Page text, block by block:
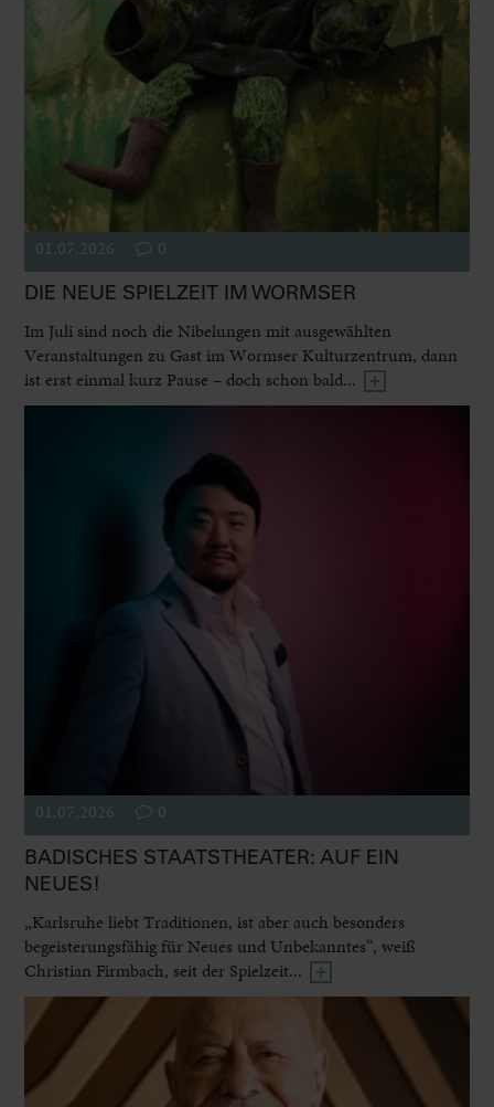
01.07.2026 0
DIE NEUE SPIELZEIT IM WORMSER
Im Juli sind noch die Nibelungen mit ausgewählten
Veranstaltungen zu Gast im Wormser Kulturzentrum, dann
ist erst einmal kurz Pause – doch schon bald...
01.07.2026 0
BADISCHES STAATSTHEATER: AUF EIN
NEUES!
„Karlsruhe liebt Traditionen, ist aber auch besonders
begeisterungsfähig für Neues und Unbekanntes“, weiß
Christian Firmbach, seit der Spielzeit...